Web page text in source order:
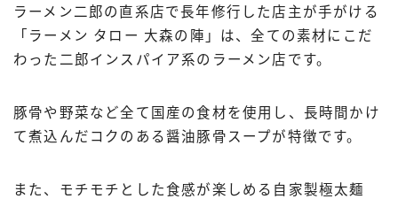
ラーメン二郎の直系店で長年修行した店主が手がける
「ラーメン タロー 大森の陣」は、全ての素材にこだ
わった二郎インスパイア系のラーメン店です。
豚骨や野菜など全て国産の食材を使用し、長時間かけ
て煮込んだコクのある醤油豚骨スープが特徴です。
また、モチモチとした食感が楽しめる自家製極太麺